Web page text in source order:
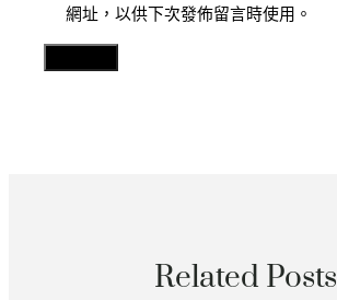
網址，以供下次發佈留言時使用。
Related Posts